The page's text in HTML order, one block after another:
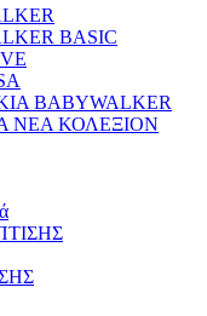
BASIC
BABYWALKER
ΝΕΑ ΚΟΛΕΞΙΟΝ